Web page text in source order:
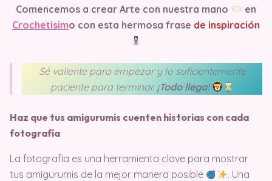
Comencemos a crear Arte con nuestra mano
en
Crochetisimo con esta hermosa frase de inspiración
Sé valiente para empezar y lo suficientemente
paciente para terminar.¡Todo llega!
Haz que tus amigurumis cuenten historias con cada
fotografía
La fotografía es una herramienta clave para mostrar
tus amigurumis de la mejor manera posible
. Una